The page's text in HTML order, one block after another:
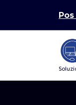
contenuto